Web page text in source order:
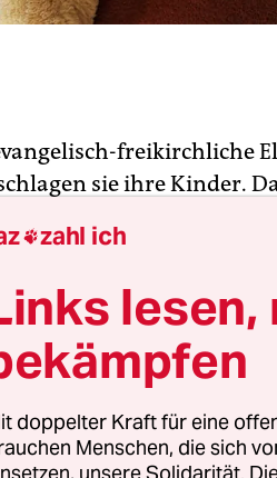
freikirchliche
sie ihre Kinder.
Leiter Christian Pfeiffer
in Bielefeld vorstellte.
bilden zwei
neunten Jahrgangsstufe
Missbrauch und
zahl ich
lesen,
doppelter Kraft für eine
Menschen, die sich
unsere Solidarität.